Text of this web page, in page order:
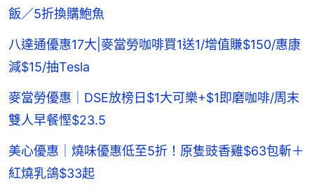
飯／5折換購鮑魚
八達通優惠17大|麥當勞咖啡買1送1/增值賺$150/惠康
減$15/抽Tesla
麥當勞優惠｜DSE放榜日$1大可樂+$1即磨咖啡/周末
雙人早餐慳$23.5
美心優惠｜燒味優惠低至5折！原隻豉香雞$63包斬＋
紅燒乳鴿$33起